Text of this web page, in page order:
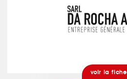
voir la fiche